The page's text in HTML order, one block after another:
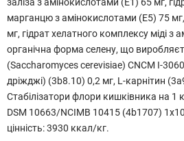
марганцю з амінокислотами (E5) 75
мг, гідрат хелатного комплексу міді з
органічна форма селену, що
(Saccharomyces cerevisiae) CNCM I-
дріжджі) (3b8.10) 0,2 мг, L-карнітин
Стабілізатори флори кишківника на 1
DSM 10663/NCIMB 10415 (4b1707)
цінність: 3930 ккал/кг.